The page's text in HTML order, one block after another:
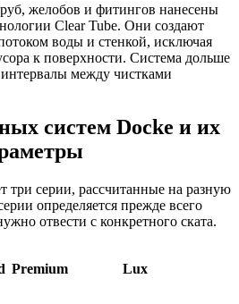
желобов и фитингов нанесены
Clear Tube. Они создают
воды и стенкой, исключая
к поверхности. Система дольше
интервалы между чистками
систем Docke и их
три серии, рассчитанные на разную
определяется прежде всего
отвести с конкретного ската.
Premium Lux